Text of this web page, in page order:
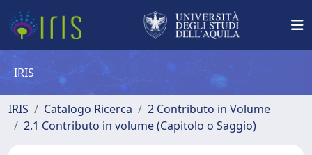
IRIS
IRIS Catalogo Ricerca
2 Contributo in Volume
2.1 Contributo in volume (Capitolo o Saggio)